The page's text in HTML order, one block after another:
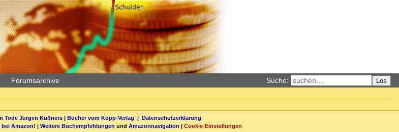
Forumsarchive Suche: Los
Tode Jürgen Küßners| Bücher vom Kopp-Verlag | Datenschutzerklärung
bei Amazon! | Weitere Buchempfehlungen und Amazonnavigation | Cookie-Einstellungen